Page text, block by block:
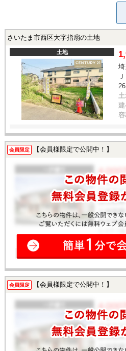
さいたま市西区大字指扇の土地
土地
会員限定 【会員様限定で公開中！】
会員限定 【会員様限定で公開中！】